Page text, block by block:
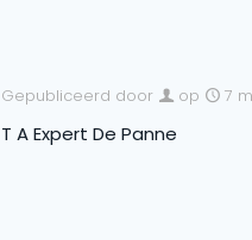
Gepubliceerd door op 7
T A Expert De Panne